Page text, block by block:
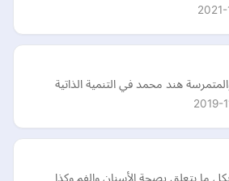
هند محمد في التنمية الذاتية
2019-
ما يتعلق بصحة الأسنان والفم وكذا